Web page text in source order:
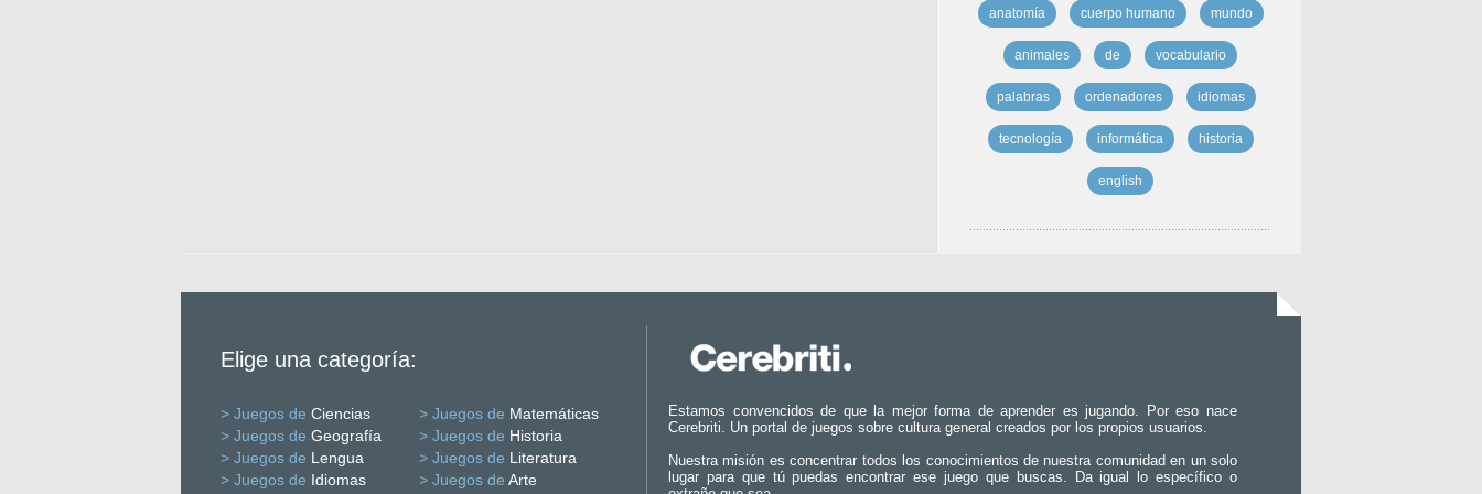
anatomía cuerpo humano mundo
animales de vocabulario
palabras ordenadores idiomas
tecnología informática historia
english
Elige una categoría:
> Juegos de Ciencias > Juegos de Matemáticas
> Juegos de Geografía > Juegos de Historia
> Juegos de Lengua > Juegos de Literatura
> Juegos de Idiomas > Juegos de Arte
Estamos convencidos de que la mejor forma de aprender es jugando. Por eso nace
Cerebriti. Un portal de juegos sobre cultura general creados por los propios usuarios.
Nuestra misión es concentrar todos los conocimientos de nuestra comunidad en un solo
lugar para que tú puedas encontrar ese juego que buscas. Da igual lo específico o